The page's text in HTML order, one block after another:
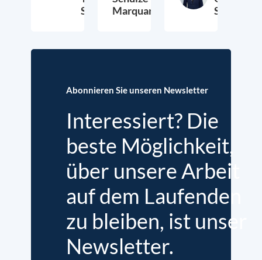
Schwab8. März 2026
Marquarding
2. März 2026
Abonnieren Sie unseren Newsletter
Interessiert? Die
beste Möglichkeit,
über unsere Arbeit
auf dem Laufenden
zu bleiben, ist unser
Newsletter.